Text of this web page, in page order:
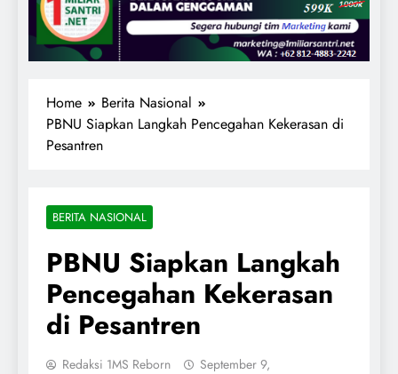
Home
Berita Nasional
PBNU Siapkan Langkah Pencegahan Kekerasan di
Pesantren
BERITA NASIONAL
PBNU Siapkan Langkah
Pencegahan Kekerasan
di Pesantren
Redaksi 1MS Reborn
September 9,